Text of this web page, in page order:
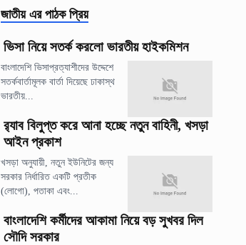
জাতীয় এর পাঠক প্রিয়
ভিসা নিয়ে সতর্ক করলো ভারতীয় হাইকমিশন
বাংলাদেশি ভিসাপ্রত্যাশীদের উদ্দেশে
সতর্কবার্তামূলক বার্তা দিয়েছে ঢাকাস্থ
ভারতীয়...
র‍্যাব বিলুপ্ত করে আনা হচ্ছে নতুন বাহিনী, খসড়া
আইন প্রকাশ
খসড়া অনুযায়ী, নতুন ইউনিটের জন্য
সরকার নির্ধারিত একটি প্রতীক
(লোগো), পতাকা এবং...
বাংলাদেশি কর্মীদের আকামা নিয়ে বড় সুখবর দিল
সৌদি সরকার